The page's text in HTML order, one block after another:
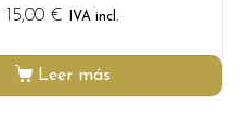
15,00 € IVA incl.
Leer más